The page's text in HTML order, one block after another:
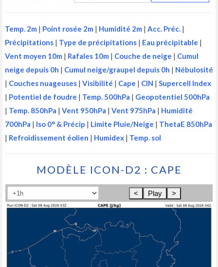
Temp. 2m | Point rosée 2m | Humidité 2m | Acc. Préc. |
Précipitations | Type de précipitations | Eau précipitable |
Vent moyen 10m | Rafales 10m | Couche de neige | Cumul
neige depuis 0h | Cumul neige/graupel depuis 0h | Nébulosité
| Couches nuageuses | Visibilité | Cape | CIN | Supercell Index
| Potentiel de foudre | Temp. 500hPa | Geopotentiel 500hPa
| Temp. 850hPa | Vent 950hPa | Vent 975hPa | Humidité
700hPa | Iso 0° & Précip | Limite Pluie/Neige | ThetaE 850hPa
| Refroidissement éolien | Humidex | Temp. sol
MODÈLE ICON-D2 : CAPE
< Play >